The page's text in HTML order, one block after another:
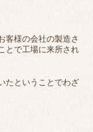
客様の会社の製造さ
とで工場に来所され
たということでわざ